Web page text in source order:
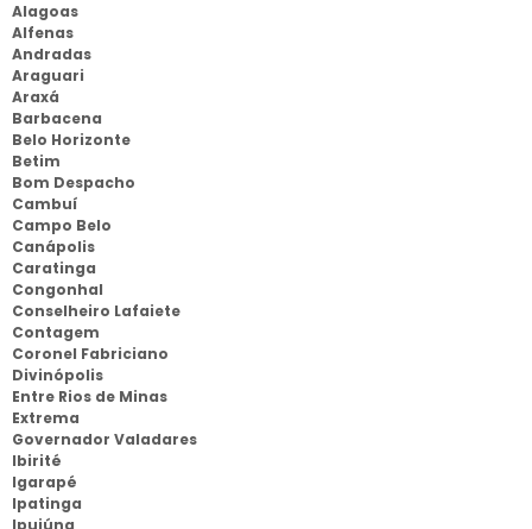
Alagoas
Alfenas
Andradas
Araguari
Araxá
Barbacena
Belo Horizonte
Betim
Bom Despacho
Cambuí
Campo Belo
Canápolis
Caratinga
Congonhal
Conselheiro Lafaiete
Contagem
Coronel Fabriciano
Divinópolis
Entre Rios de Minas
Extrema
Governador Valadares
Ibirité
Igarapé
Ipatinga
Ipuiúna